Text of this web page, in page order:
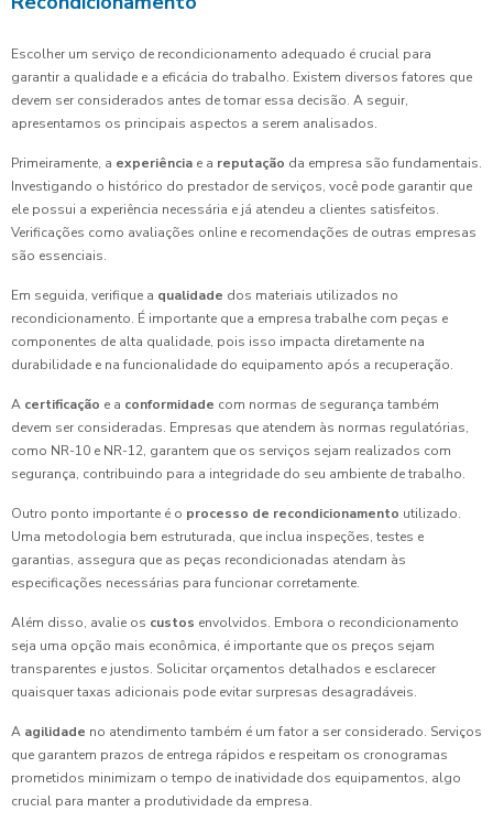
Escolher um serviço de recondicionamento adequado é crucial para
garantir a qualidade e a eficácia do trabalho. Existem diversos fatores que
devem ser considerados antes de tomar essa decisão. A seguir,
apresentamos os principais aspectos a serem analisados.
Primeiramente, a experiência e a reputação da empresa são fundamentais.
Investigando o histórico do prestador de serviços, você pode garantir que
ele possui a experiência necessária e já atendeu a clientes satisfeitos.
Verificações como avaliações online e recomendações de outras empresas
são essenciais.
Em seguida, verifique a qualidade dos materiais utilizados no
recondicionamento. É importante que a empresa trabalhe com peças e
componentes de alta qualidade, pois isso impacta diretamente na
durabilidade e na funcionalidade do equipamento após a recuperação.
A certificação e a conformidade com normas de segurança também
devem ser consideradas. Empresas que atendem às normas regulatórias,
como NR-10 e NR-12, garantem que os serviços sejam realizados com
segurança, contribuindo para a integridade do seu ambiente de trabalho.
Outro ponto importante é o processo de recondicionamento utilizado.
Uma metodologia bem estruturada, que inclua inspeções, testes e
garantias, assegura que as peças recondicionadas atendam às
especificações necessárias para funcionar corretamente.
Além disso, avalie os custos envolvidos. Embora o recondicionamento
seja uma opção mais econômica, é importante que os preços sejam
transparentes e justos. Solicitar orçamentos detalhados e esclarecer
quaisquer taxas adicionais pode evitar surpresas desagradáveis.
A agilidade no atendimento também é um fator a ser considerado. Serviços
que garantem prazos de entrega rápidos e respeitam os cronogramas
prometidos minimizam o tempo de inatividade dos equipamentos, algo
crucial para manter a produtividade da empresa.